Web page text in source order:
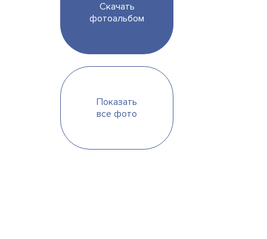
Скачать
фотоальбом
Показать
все фото